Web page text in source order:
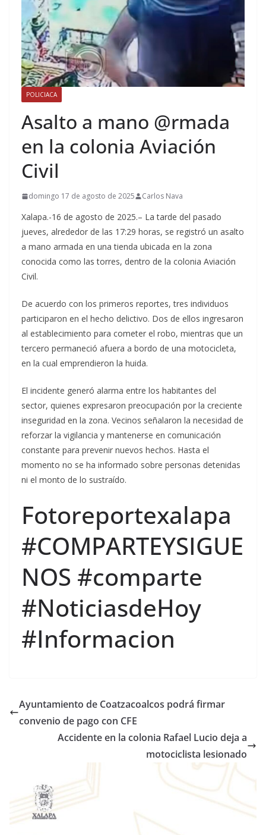
POLICIACA
Asalto a mano @rmada
en la colonia Aviación
Civil
domingo 17 de agosto de 2025 Carlos Nava
Xalapa.-16 de agosto de 2025.– La tarde del pasado
jueves, alrededor de las 17:29 horas, se registró un asalto
a mano armada en una tienda ubicada en la zona
conocida como las torres, dentro de la colonia Aviación
Civil.
De acuerdo con los primeros reportes, tres individuos
participaron en el hecho delictivo. Dos de ellos ingresaron
al establecimiento para cometer el robo, mientras que un
tercero permaneció afuera a bordo de una motocicleta,
en la cual emprendieron la huida.
El incidente generó alarma entre los habitantes del
sector, quienes expresaron preocupación por la creciente
inseguridad en la zona. Vecinos señalaron la necesidad de
reforzar la vigilancia y mantenerse en comunicación
constante para prevenir nuevos hechos. Hasta el
momento no se ha informado sobre personas detenidas
ni el monto de lo sustraído.
Fotoreportexalapa
#COMPARTEYSIGUE
NOS #comparte
#NoticiasdeHoy
#Informacion
Ayuntamiento de Coatzacoalcos podrá firmar
convenio de pago con CFE
Accidente en la colonia Rafael Lucio deja a
motociclista lesionado